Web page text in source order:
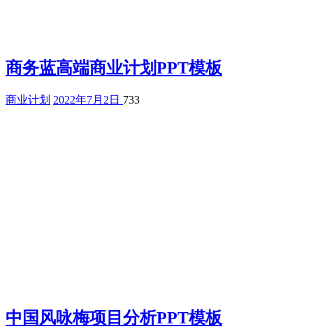
商务蓝高端商业计划PPT模板
商业计划 2022年7月2日 733
中国风咏梅项目分析PPT模板